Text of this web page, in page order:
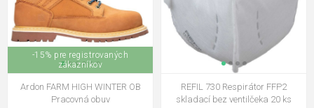
-15% pre registrovaných
zákazníkov
Ardon FARM HIGH WINTER OB
Pracovná obuv
REFIL 730 Respirátor FFP2
skladací bez ventilčeka 20 ks